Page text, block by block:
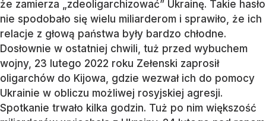
że zamierza „zdeoligarchizować” Ukrainę. Takie hasło
nie spodobało się wielu miliarderom i sprawiło, że ich
relacje z głową państwa były bardzo chłodne.
Dosłownie w ostatniej chwili, tuż przed wybuchem
wojny, 23 lutego 2022 roku Zełenski zaprosił
oligarchów do Kijowa, gdzie wezwał ich do pomocy
Ukrainie w obliczu możliwej rosyjskiej agresji.
Spotkanie trwało kilka godzin. Tuż po nim większość